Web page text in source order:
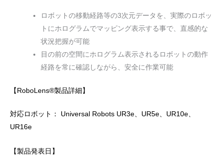
ロボットの移動経路等の3次元データを、実際のロボッ
トにホログラムでマッピング表示する事で、直感的な
状況把握が可能
目の前の空間にホログラム表示されるロボットの動作
経路を常に確認しながら、安全に作業可能
【RoboLens®製品詳細】
対応ロボット： Universal Robots UR3e、UR5e、UR10e、
UR16e
【製品発表日】